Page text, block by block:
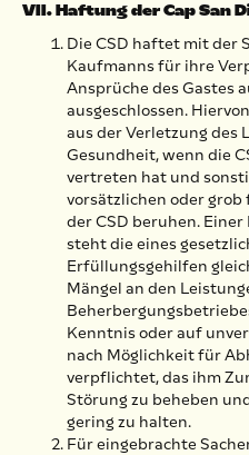
VII. Haftung der Cap San
Die CSD haftet mit der
Kaufmanns für ihre
Ansprüche des Gastes
ausgeschlossen.
aus der Verletzung des
Gesundheit, wenn die
vertreten hat und
vorsätzlichen oder
der CSD beruhen.
steht die eines
Erfüllungsgehilfen
Mängel an den
Kenntnis oder auf
nach Möglichkeit für
verpflichtet, das ihm
Störung zu beheben
gering zu halten.
Für eingebrachte